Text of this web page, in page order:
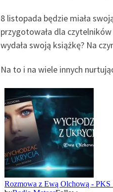
8 listopada będzie miała
przygotowała dla
wydała swoją książkę? Na
Na to i na wiele innych